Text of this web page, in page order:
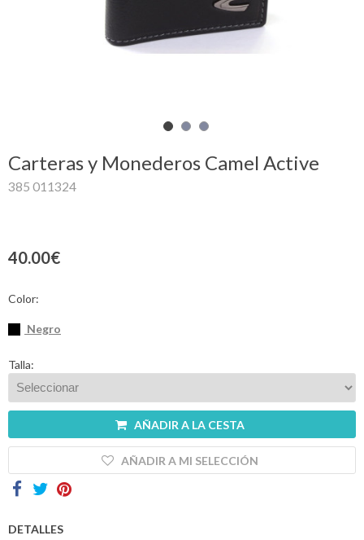
Mujer
Carteras y Monederos Camel Active
385 011324
40.00€
Color:
Negro
Talla:
AÑADIR A LA CESTA
AÑADIR A MI SELECCIÓN
DETALLES